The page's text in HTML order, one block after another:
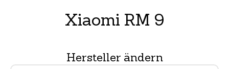
Xiaomi RM 9
Hersteller ändern